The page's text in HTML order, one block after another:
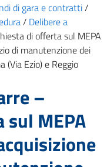
di gara e contratti/
/ Delibere a
di offerta sul MEPA
di manutenzione dei
(Via Ezio) e Reggio
–
MEPA